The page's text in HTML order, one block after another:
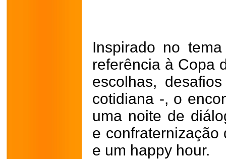
Inspirado no
referência à Copa
escolhas,
cotidiana -, o
uma noite de
e confraternização
e um happy hour.